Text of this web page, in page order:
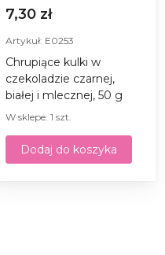
7,30 zł
Artykuł: E0253
Chrupiące kulki w
czekoladzie czarnej,
białej i mlecznej, 50 g
W sklepe: 1 szt.
Dodaj do koszyka